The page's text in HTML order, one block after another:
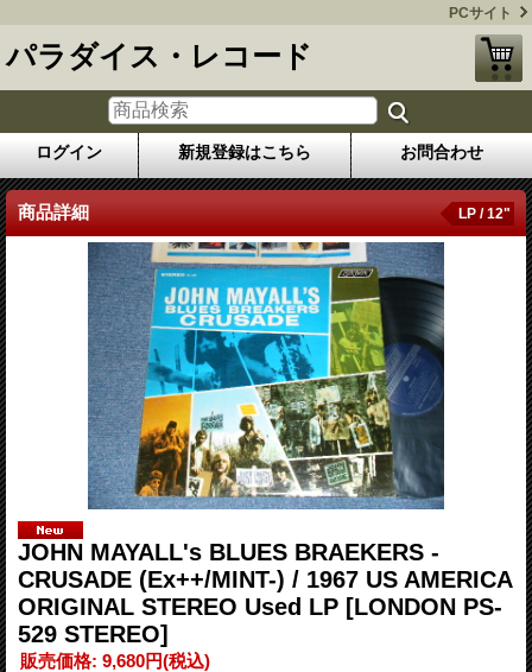
PCサイト
パラダイス・レコード
ログイン 新規登録はこちら お問合わせ
商品詳細 LP / 12"
JOHN MAYALL's BLUES BRAEKERS -
CRUSADE (Ex++/MINT-) / 1967 US AMERICA
ORIGINAL STEREO Used LP [LONDON PS-
529 STEREO]
販売価格: 9,680円(税込)